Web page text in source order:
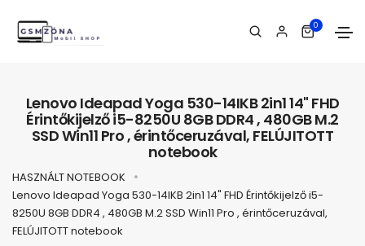
0
Lenovo Ideapad Yoga 530-14IKB 2in1 14" FHD
Érintőkijelző i5-8250U 8GB DDR4 , 480GB M.2
SSD Win11 Pro , érintőceruzával, FELÚJITOTT
notebook
HASZNÁLT NOTEBOOK
Lenovo Ideapad Yoga 530-14IKB 2in1 14" FHD Érintőkijelző i5-
8250U 8GB DDR4 , 480GB M.2 SSD Win11 Pro , érintőceruzával,
FELÚJITOTT notebook